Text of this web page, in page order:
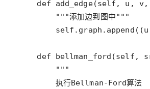
def add_edge(self , u , v
"""添加边到图中"""
self . graph . append ((u
def bellman_ford (self ,
"""
        执行Bellman-Ford算法